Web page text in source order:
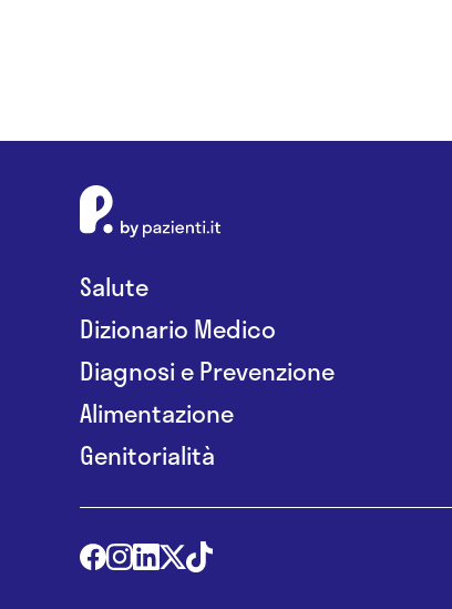
Salute
Dizionario Medico
Diagnosi e Prevenzione
Alimentazione
Genitorialità